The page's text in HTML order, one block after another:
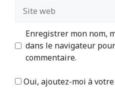
web
Enregistrer mon nom,
dans le navigateur
commentaire.
Oui, ajoutez-moi à